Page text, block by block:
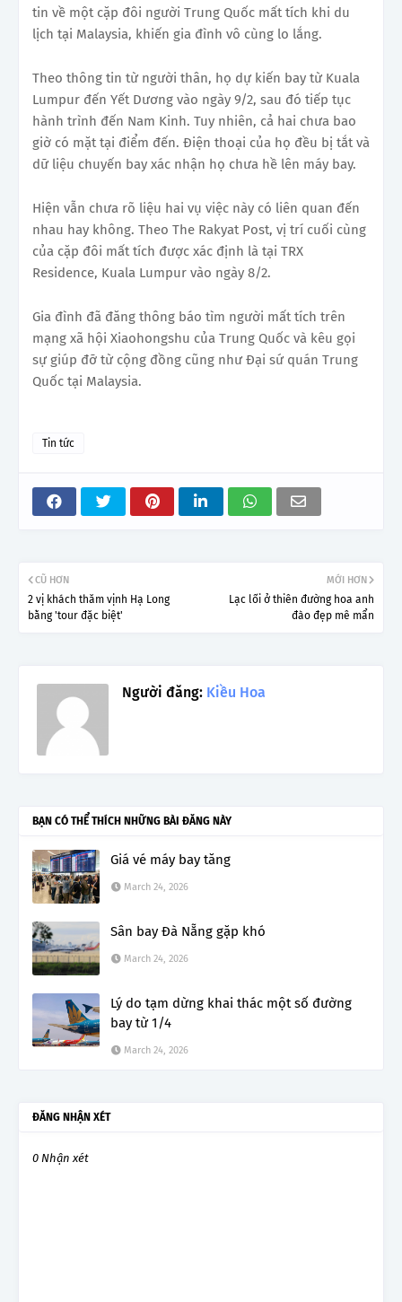
tin về một cặp đôi người Trung Quốc mất tích khi du
lịch tại Malaysia, khiến gia đình vô cùng lo lắng.
Theo thông tin từ người thân, họ dự kiến bay từ Kuala
Lumpur đến Yết Dương vào ngày 9/2, sau đó tiếp tục
hành trình đến Nam Kinh. Tuy nhiên, cả hai chưa bao
giờ có mặt tại điểm đến. Điện thoại của họ đều bị tắt và
dữ liệu chuyến bay xác nhận họ chưa hề lên máy bay.
Hiện vẫn chưa rõ liệu hai vụ việc này có liên quan đến
nhau hay không. Theo The Rakyat Post, vị trí cuối cùng
của cặp đôi mất tích được xác định là tại TRX
Residence, Kuala Lumpur vào ngày 8/2.
Gia đình đã đăng thông báo tìm người mất tích trên
mạng xã hội Xiaohongshu của Trung Quốc và kêu gọi
sự giúp đỡ từ cộng đồng cũng như Đại sứ quán Trung
Quốc tại Malaysia.
Tin tức
MỚI HƠN
Lạc lối ở thiên đường hoa anh
đào đẹp mê mẩn
CŨ HƠN
2 vị khách thăm vịnh Hạ Long
bằng 'tour đặc biệt'
Người đăng: Kiều Hoa
BẠN CÓ THỂ THÍCH NHỮNG BÀI ĐĂNG NÀY
Giá vé máy bay tăng
March 24, 2026
Sân bay Đà Nẵng gặp khó
March 24, 2026
Lý do tạm dừng khai thác một số đường
bay từ 1/4
March 24, 2026
ĐĂNG NHẬN XÉT
0 Nhận xét